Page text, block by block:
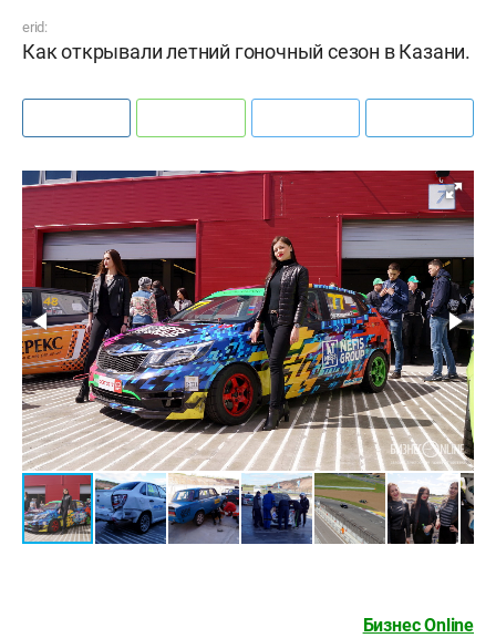
erid:
Как открывали летний гоночный сезон в Казани.
Бизнес Online